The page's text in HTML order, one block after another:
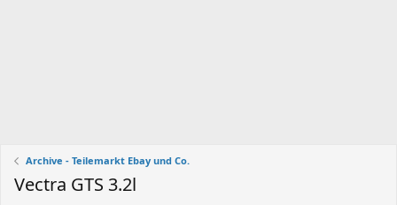
Archive - Teilemarkt Ebay und Co.
Vectra GTS 3.2l